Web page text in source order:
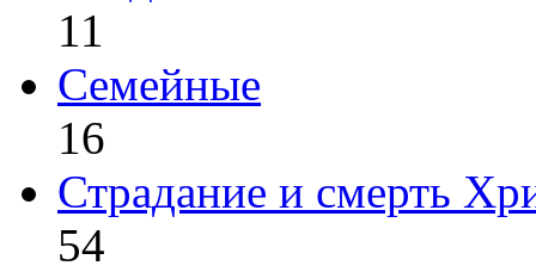
11
Семейные
16
Страдание и смерть
54